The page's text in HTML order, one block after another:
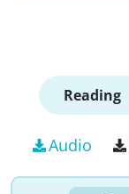
Reading
Audio